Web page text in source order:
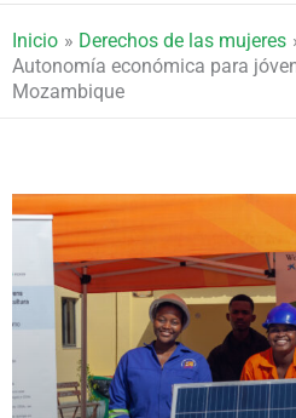
Inicio
Derechos de las mujeres
Autonomía económica para
Mozambique